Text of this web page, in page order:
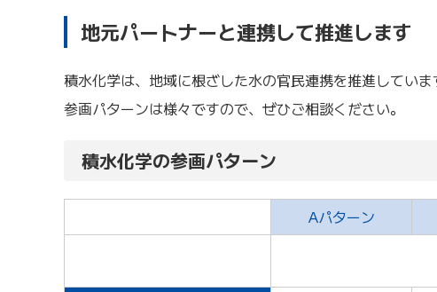
地元パートナーと連携して推進します
積水化学は、地域に根ざした水の官民連携を推進していま
参画パターンは様々ですので、ぜひご相談ください。
積水化学の参画パターン
Aパターン